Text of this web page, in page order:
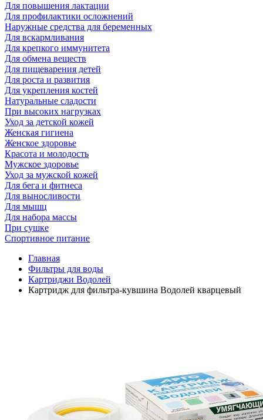
Для повышения лактации
Для профилактики осложнений
Наружные средства для беременных
Для вскармливания
Для крепкого иммунитета
Для обмена веществ
Для пищеварения детей
Для роста и развития
Для укрепления костей
Натуральные сладости
При высоких нагрузках
Уход за детской кожей
Женская гигиена
Женское здоровье
Красота и молодость
Мужское здоровье
Уход за мужской кожей
Для бега и фитнеса
Для выносливости
Для мышц
Для набора массы
При сушке
Спортивное питание
Главная
Фильтры для воды
Картриджи Водолей
Картридж для фильтра-кувшина Водолей кварцевый